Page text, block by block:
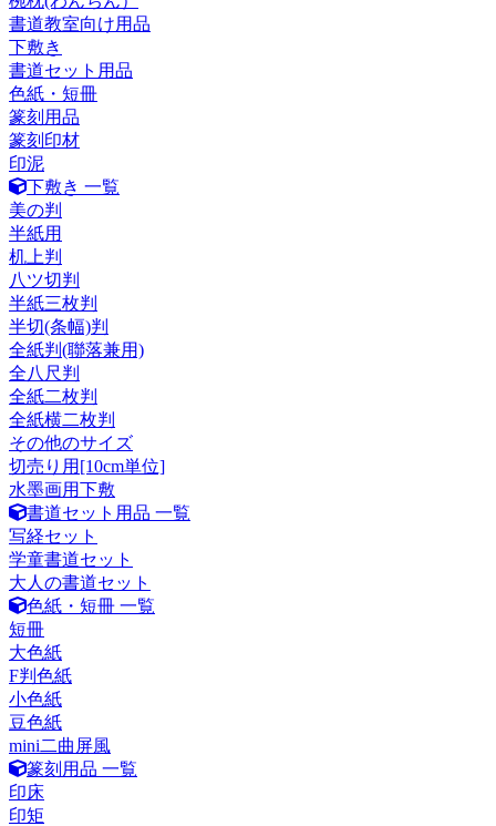
書道教室向け用品
下敷き
書道セット用品
色紙・短冊
篆刻用品
篆刻印材
印泥
下敷き 一覧
美の判
半紙用
机上判
八ツ切判
半紙三枚判
半切(条幅)判
全紙判(聯落兼用)
全八尺判
全紙二枚判
全紙横二枚判
その他のサイズ
切売り用[10cm単位]
水墨画用下敷
書道セット用品 一覧
写経セット
学童書道セット
大人の書道セット
色紙・短冊 一覧
短冊
大色紙
F判色紙
小色紙
豆色紙
mini二曲屏風
篆刻用品 一覧
印床
印矩